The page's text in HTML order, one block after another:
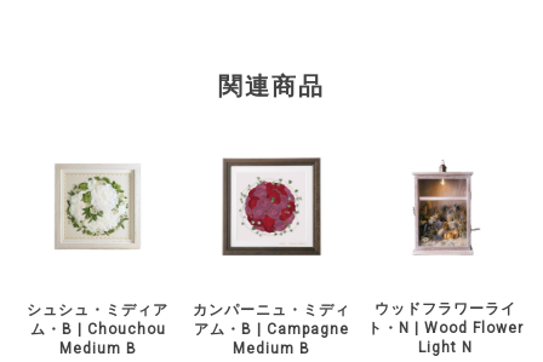
関連商品
シュシュ・ミディア
ム・B | Chouchou
Medium B
カンパーニュ・ミディ
アム・B | Campagne
Medium B
ウッドフラワーライ
ト・N | Wood Flower
Light N